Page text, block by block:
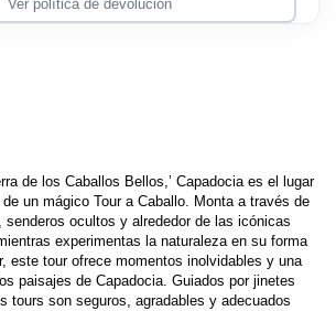
de los Caballos Bellos,’ Capadocia es el lugar
un mágico Tour a Caballo. Monta a través de
ocultos y alrededor de las icónicas
experimentas la naturaleza en su forma
este tour ofrece momentos inolvidables y una
paisajes de Capadocia. Guiados por jinetes
tours son seguros, agradables y adecuados
Ver política de devolución